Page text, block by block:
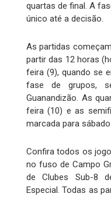
quartas de final. A
único até a decisão.
As partidas
partir das 12 horas
feira (9), quando se
fase de grupos,
Guanandizão. As
feira (10) e as
marcada para
Confira todos os
no fuso de Campo
de Clubes Sub-8
Especial. Todas as